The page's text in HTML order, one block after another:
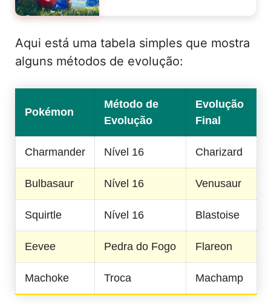
Aqui está uma tabela simples que mostra
alguns métodos de evolução:
Pokémon
Método de
Evolução
Evolução
Final
Charmander Nível 16 Charizard
Bulbasaur Nível 16 Venusaur
Squirtle Nível 16 Blastoise
Eevee Pedra do Fogo Flareon
Machoke Troca Machamp